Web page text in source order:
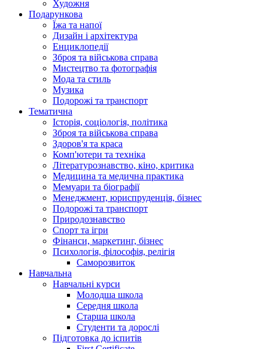
Художня
Подарункова
Їжа та напої
Дизайн і архітектура
Енциклопедії
Зброя та військова справа
Мистецтво та фотографія
Мода та стиль
Музика
Подорожі та транспорт
Тематична
Історія, соціологія, політика
Зброя та військова справа
Здоров'я та краса
Комп'ютери та техніка
Літературознавство, кіно, критика
Медицина та медична практика
Мемуари та біографії
Менеджмент, юриспруденція, бізнес
Подорожі та транспорт
Природознавство
Спорт та ігри
Фінанси, маркетинг, бізнес
Психологія, філософія, релігія
Саморозвиток
Навчальна
Навчальні курси
Молодша школа
Середня школа
Старша школа
Студенти та дорослі
Підготовка до іспитів